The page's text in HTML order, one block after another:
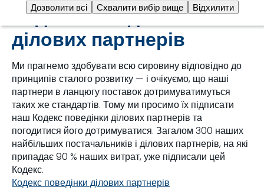
Дозволити всі Схвалити вибір вище Відхилити
Кодекс поведінки
ділових партнерів
Ми прагнемо здобувати всю сировину відповідно до
принципів сталого розвитку — і очікуємо, що наші
партнери в ланцюгу поставок дотримуватимуться
таких же стандартів. Тому ми просимо їх підписати
наш Кодекс поведінки ділових партнерів та
погодитися його дотримуватися. Загалом 300 наших
найбільших постачальників і ділових партнерів, на які
припадає 90 % наших витрат, уже підписали цей
Кодекс.
Кодекс поведінки ділових партнерів